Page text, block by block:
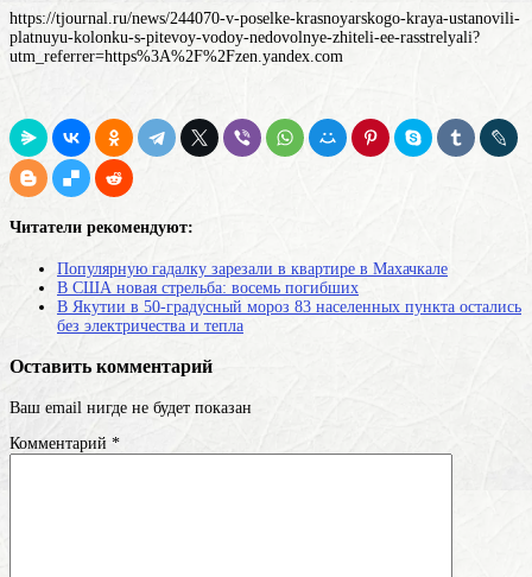
https://tjournal.ru/news/244070-v-poselke-krasnoyarskogo-kraya-ustanovili-
platnuyu-kolonku-s-pitevoy-vodoy-nedovolnye-zhiteli-ee-rasstrelyali?
utm_referrer=https%3A%2F%2Fzen.yandex.com
Читатели рекомендуют:
Популярную гадалку зарезали в квартире в Махачкале
В США новая стрельба: восемь погибших
В Якутии в 50-градусный мороз 83 населенных пункта остались
без электричества и тепла
Оставить комментарий
Ваш email нигде не будет показан
Комментарий *